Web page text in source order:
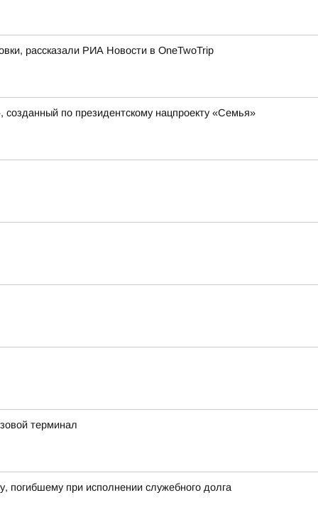
рассказали РИА Новости в OneTwoTrip
созданный по президентскому нацпроекту «Семья»
терминал
погибшему при исполнении служебного долга